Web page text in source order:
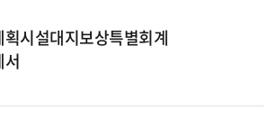
시설대지보상특별회계